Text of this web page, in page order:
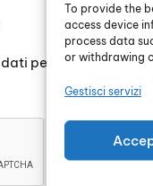
To provide the
access device
process data
or withdrawing
Gestisci servizi
personali